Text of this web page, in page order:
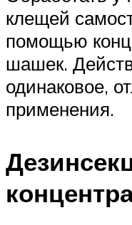
клещей
помощью
шашек.
одинаковое,
применения.